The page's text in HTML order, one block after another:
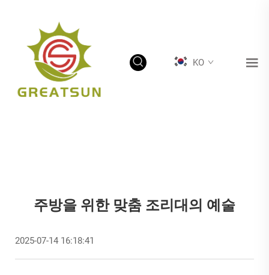
KO
주방을 위한 맞춤 조리대의 예술
2025-07-14 16:18:41